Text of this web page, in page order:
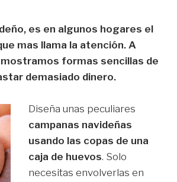
es en algunos hogares el
mas llama la atención. A
formas sencillas de
demasiado dinero.
Diseña unas peculiares
campanas navideñas
usando las copas de una
caja de huevos. Solo
necesitas envolverlas en